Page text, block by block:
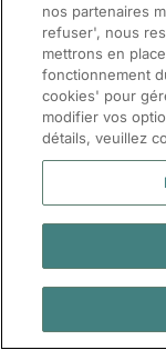
ManpowerGroup
company, helps
by sourcing,
them to win. We
organisations every
meaningful,
range of industries
Experis and
candidates and
nos partenaires
refuser', nous
mettrons en
fonctionnement
cookies' pour
modifier vos
détails, veuillez